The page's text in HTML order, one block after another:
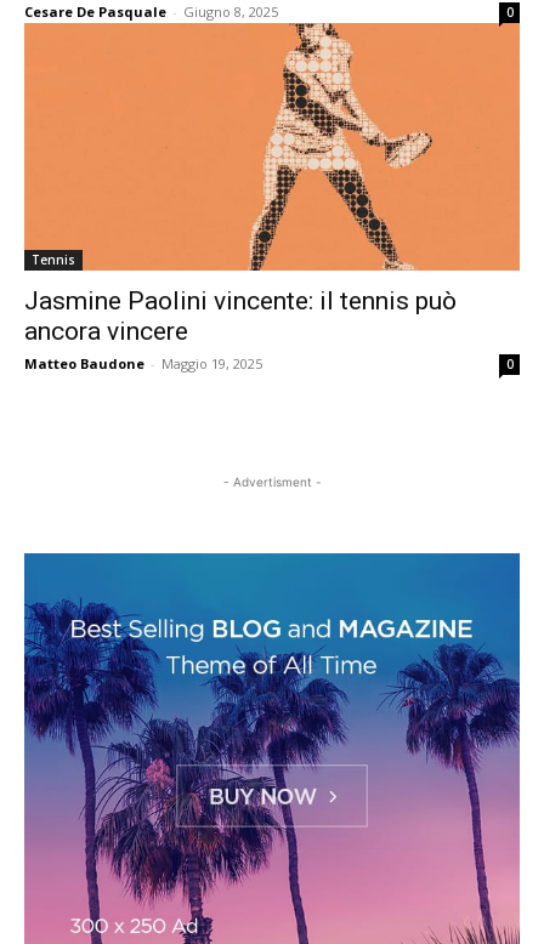
Cesare De Pasquale - Giugno 8, 2025 0
Tennis
Jasmine Paolini vincente: il tennis può
ancora vincere
Matteo Baudone - Maggio 19, 2025 0
- Advertisment -